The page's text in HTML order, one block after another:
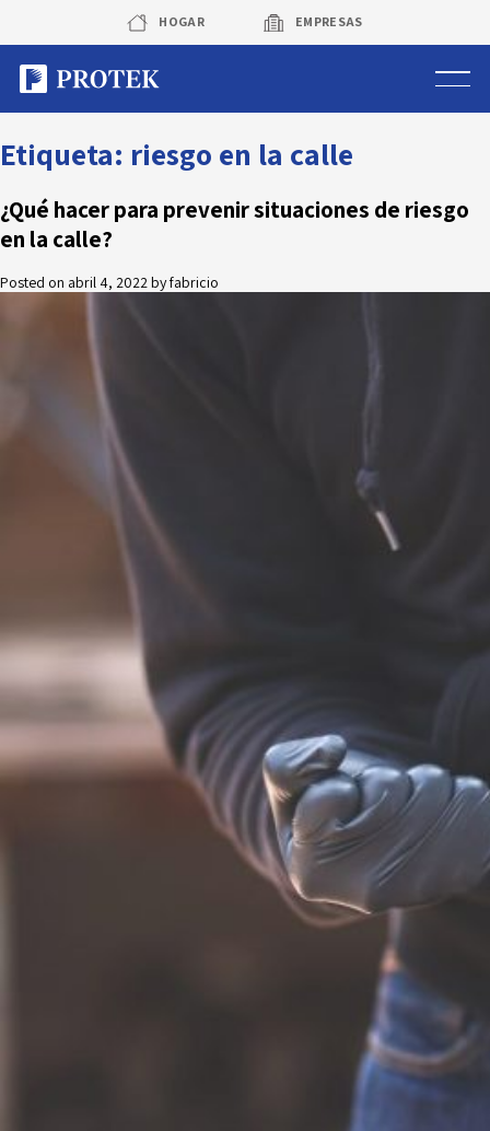
content
HOGAR EMPRESAS
Sistema de alarmas
Sistema de cámaras
Área de clientes
Etiqueta: riesgo en la calle
¿Qué hacer para prevenir situaciones de riesgo
en la calle?
Posted on abril 4, 2022byfabricio